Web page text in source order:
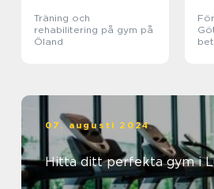
Träning och
rehabilitering på gym på
Öland
07. augusti 2024
Hitta ditt perfekta gym i